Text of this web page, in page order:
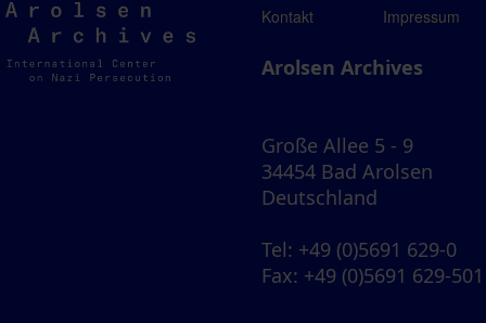
Arolsen
Archives
Kontakt Impressum
Arolsen Archives
Große Allee 5 - 9
34454 Bad Arolsen
Deutschland
Tel: +49 (0)5691 629-0
Fax: +49 (0)5691 629-501